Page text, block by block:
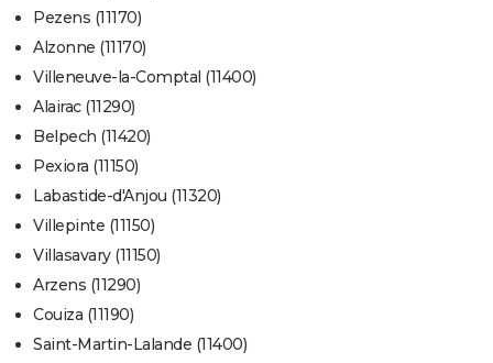
Pezens (11170)
Alzonne (11170)
Villeneuve-la-Comptal (11400)
Alairac (11290)
Belpech (11420)
Pexiora (11150)
Labastide-d'Anjou (11320)
Villepinte (11150)
Villasavary (11150)
Arzens (11290)
Couiza (11190)
Saint-Martin-Lalande (11400)